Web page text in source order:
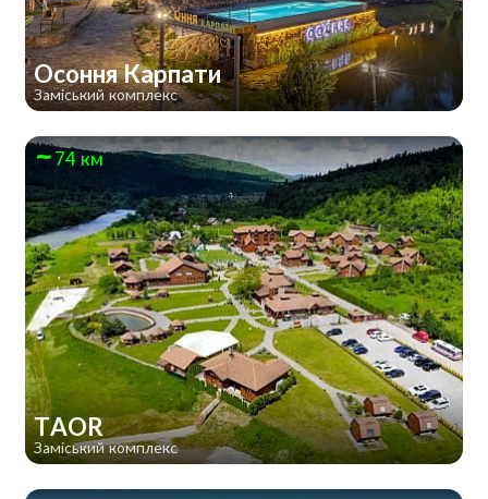
Осоння Карпати
Заміський комплекс
74 км
TAOR
Заміський комплекс